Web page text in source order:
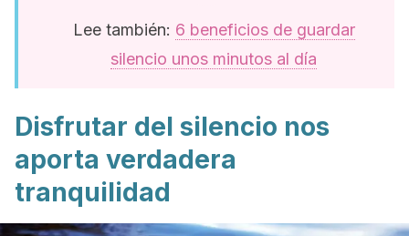
Lee también: 6 beneficios de guardar
silencio unos minutos al día
Disfrutar del silencio nos
aporta verdadera
tranquilidad